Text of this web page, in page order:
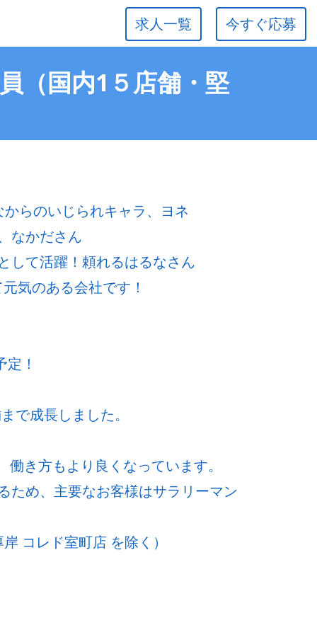
今すぐ応募
求人一覧
（国内1５店舗・堅
らのいじられキャラ、ヨネ
なかださん
して活躍！頼れるはるなさん
気のある会社です！
！
で成長しました。
き方もより良くなっています。
ため、主要なお客様はサラリーマン
コレド室町店 を除く）